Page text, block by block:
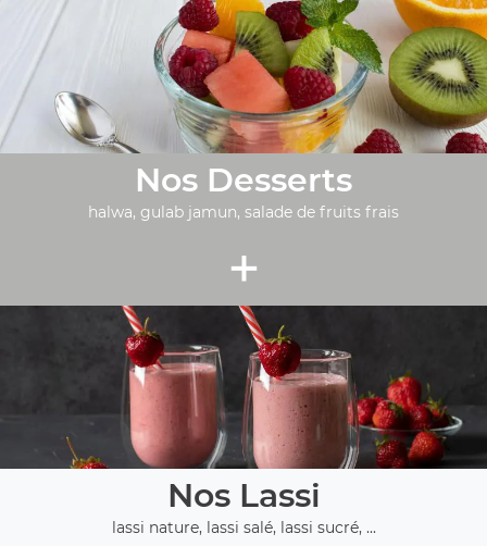
Nos Desserts
halwa, gulab jamun, salade de fruits frais
+
Nos Lassi
lassi nature, lassi salé, lassi sucré, ...